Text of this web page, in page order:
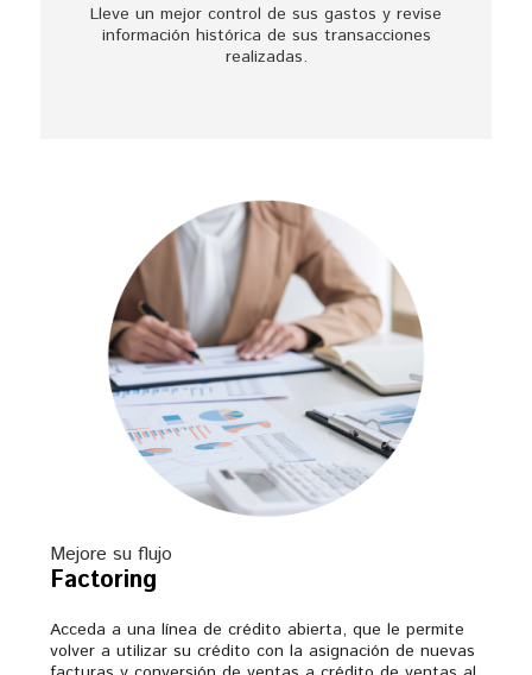
Lleve un mejor control de sus gastos y revise
información histórica de sus transacciones
realizadas.
Mejore su flujo
Factoring
Acceda a una línea de crédito abierta, que le permite
volver a utilizar su crédito con la asignación de nuevas